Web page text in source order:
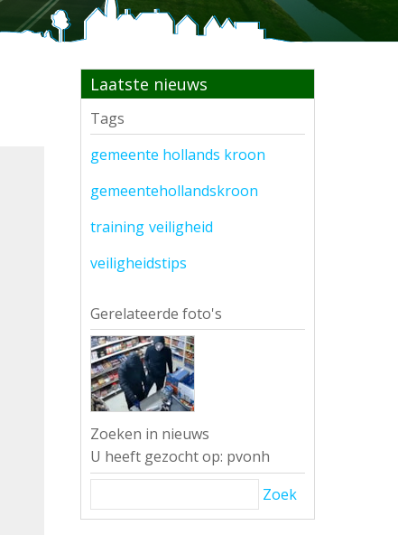
Laatste nieuws
Tags
gemeente hollands kroon
gemeentehollandskroon
training veiligheid
veiligheidstips
Gerelateerde foto's
Zoeken in nieuws
U heeft gezocht op: pvonh
Zoek